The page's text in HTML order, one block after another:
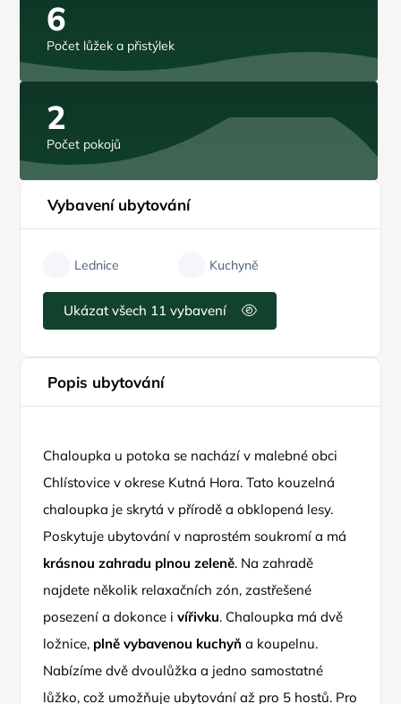
6
Počet lůžek a přistýlek
2
Počet pokojů
Vybavení ubytování
Lednice Kuchyně
Ukázat všech 11 vybavení
Popis ubytování
Chaloupka u potoka se nachází v malebné obci
Chlístovice v okrese Kutná Hora. Tato kouzelná
chaloupka je skrytá v přírodě a obklopená lesy.
Poskytuje ubytování v naprostém soukromí a má
krásnou zahradu plnou zeleně. Na zahradě
najdete několik relaxačních zón, zastřešené
posezení a dokonce ivířivku. Chaloupka má dvě
ložnice, plně vybavenou kuchyň a koupelnu.
Nabízíme dvě dvoulůžka a jedno samostatné
lůžko, což umožňuje ubytování až pro 5 hostů. Pro